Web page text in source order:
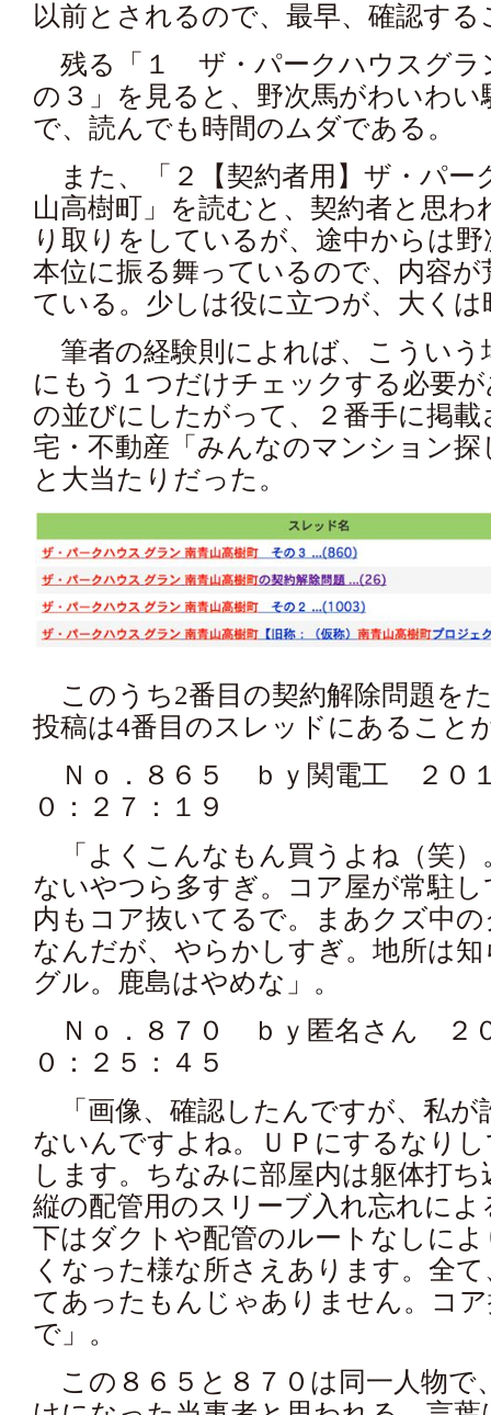
以前とされるので、最早、確認す
残る「１ ザ・パークハウスグラ
の３」を見ると、野次馬がわいわ
で、読んでも時間のムダである。
また、「２【契約者用】ザ・パー
山高樹町」を読むと、契約者と思わ
り取りをしているが、途中からは
本位に振る舞っているので、内容
ている。少しは役に立つが、大く
筆者の経験則によれば、こういう
にもう１つだけチェックする必要
の並びにしたがって、２番手に掲
宅・不動産「みんなのマンション
と大当たりだった。
このうち2番目の契約解除問題を
投稿は4番目のスレッドにあること
Ｎｏ．８６５ ｂｙ関電工 ２０
０：２７：１９
「よくこんなもん買うよね（笑）
ないやつら多すぎ。コア屋が常駐
内もコア抜いてるで。まあクズ中
なんだが、やらかしすぎ。地所は
グル。鹿島はやめな」。
Ｎｏ．８７０ ｂｙ匿名さん ２
０：２５：４５
「画像、確認したんですが、私が
ないんですよね。ＵＰにするなり
します。ちなみに部屋内は躯体打
縦の配管用のスリーブ入れ忘れに
下はダクトや配管のルートなしに
くなった様な所さえあります。全
てあったもんじゃありません。コ
で」。
この８６５と８７０は同一人物で